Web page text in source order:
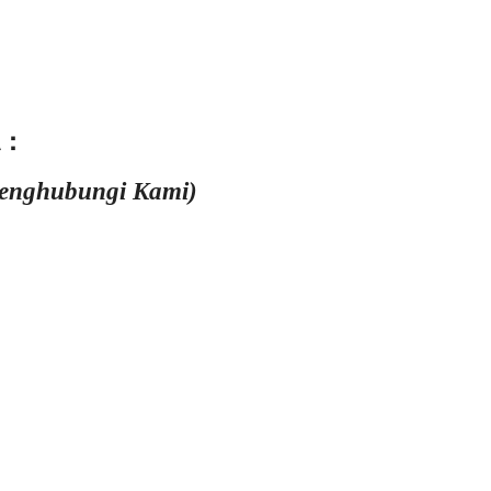
:
Kami)